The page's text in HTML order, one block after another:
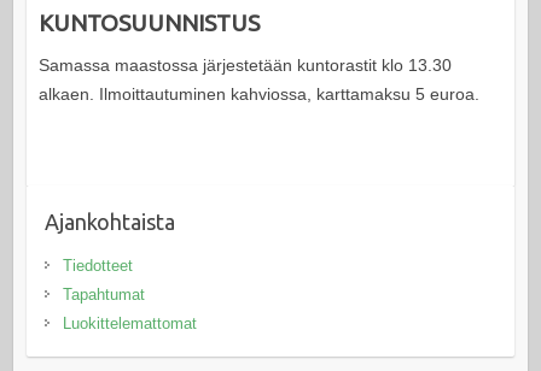
KUNTOSUUNNISTUS
Samassa maastossa järjestetään kuntorastit klo 13.30
alkaen. Ilmoittautuminen kahviossa, karttamaksu 5 euroa.
Ajankohtaista
Tiedotteet
Tapahtumat
Luokittelemattomat